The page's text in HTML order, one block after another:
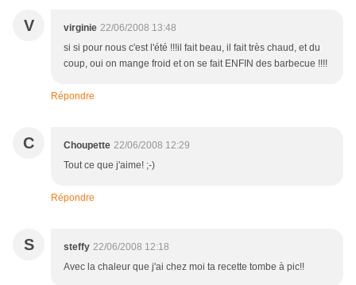
V virginie 22/06/2008 13:48
si si pour nous c'est l'été !!!il fait beau, il fait très chaud, et du
coup, oui on mange froid et on se fait ENFIN des barbecue !!!!
Répondre
C Choupette 22/06/2008 12:29
Tout ce que j'aime! ;-)
Répondre
S steffy 22/06/2008 12:18
Avec la chaleur que j'ai chez moi ta recette tombe à pic!!